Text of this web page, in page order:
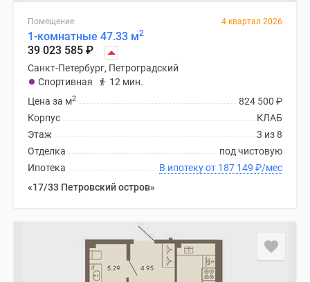
Помещение 4 квартал 2026
1-комнатные 47.33 м2
39 023 585 ₽
Санкт-Петербург, Петроградский
Спортивная
12 мин.
824 500 ₽
Цена за м2
КЛАБ
Корпус
3 из 8
Этаж
под чистовую
Отделка
В ипотеку от 187 149 ₽/мес
Ипотека
«17/33 Петровский остров»